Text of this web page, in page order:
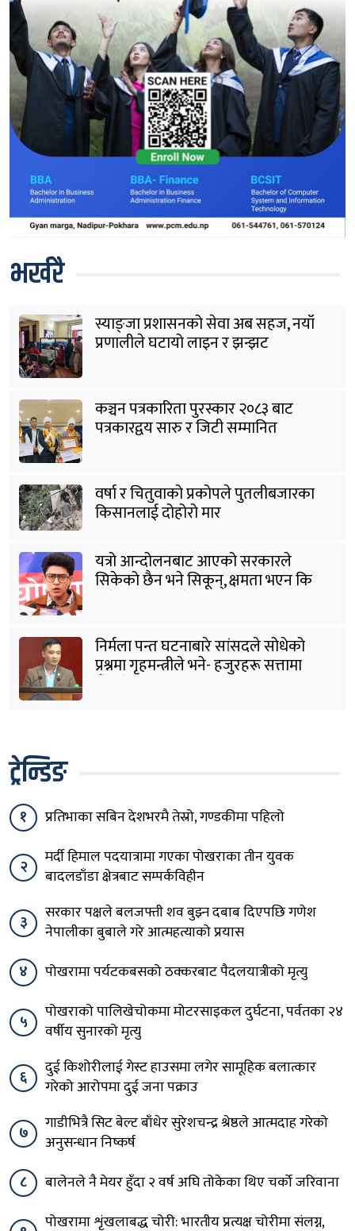
भर्खरै
स्याङ्जा प्रशासनको सेवा अब सहज, नयाँ
प्रणालीले घटायो लाइन र झन्झट
कञ्चन पत्रकारिता पुरस्कार २०८३ बाट
पत्रकारद्वय सारु र जिटी सम्मानित
वर्षा र चितुवाको प्रकोपले पुतलीबजारका
किसानलाई दोहोरो मार
यत्रो आन्दोलनबाट आएको सरकारले
सिकेको छैन भने सिकून्, क्षमता भएन कि
निर्मला पन्त घटनाबारे सांसदले सोधेको
प्रश्नमा गृहमन्त्रीले भने- हजुरहरू सत्तामा
ट्रेन्डिङ
१ प्रतिभाका सबिन देशभरमै तेस्रो, गण्डकीमा पहिलो
२
मर्दी हिमाल पदयात्रामा गएका पोखराका तीन युवक
बादलडाँडा क्षेत्रबाट सम्पर्कविहीन
३
सरकार पक्षले बलजफ्ती शव बुझ्न दबाब दिएपछि गणेश
नेपालीका बुबाले गरे आत्महत्याको प्रयास
४
पोखरामा पर्यटकबसको ठक्करबाट पैदलयात्रीको मृत्यु
५
पोखराको पालिखेचोकमा मोटरसाइकल दुर्घटना, पर्वतका २४
वर्षीय सुनारको मृत्यु
६
दुई किशोरीलाई गेस्ट हाउसमा लगेर सामूहिक बलात्कार
गरेको आरोपमा दुई जना पक्राउ
७
गाडीभित्रै सिट बेल्ट बाँधेर सुरेशचन्द्र श्रेष्ठले आत्मदाह गरेको
अनुसन्धान निष्कर्ष
८
बालेनले नै मेयर हुँदा २ वर्ष अघि तोकेका थिए चर्को जरिवाना
पोखरामा शृंखलाबद्ध चोरी: भारतीय प्रत्यक्ष चोरीमा संलग्न,